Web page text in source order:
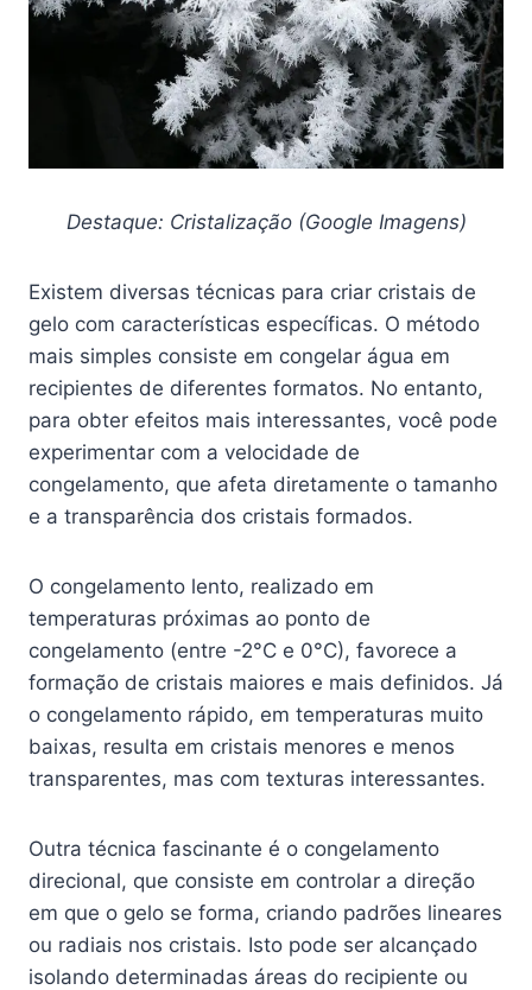
Destaque: Cristalização (Google Imagens)
Existem diversas técnicas para criar cristais de
gelo com características específicas. O método
mais simples consiste em congelar água em
recipientes de diferentes formatos. No entanto,
para obter efeitos mais interessantes, você pode
experimentar com a velocidade de
congelamento, que afeta diretamente o tamanho
e a transparência dos cristais formados.
O congelamento lento, realizado em
temperaturas próximas ao ponto de
congelamento (entre -2°C e 0°C), favorece a
formação de cristais maiores e mais definidos. Já
o congelamento rápido, em temperaturas muito
baixas, resulta em cristais menores e menos
transparentes, mas com texturas interessantes.
Outra técnica fascinante é o congelamento
direcional, que consiste em controlar a direção
em que o gelo se forma, criando padrões lineares
ou radiais nos cristais. Isto pode ser alcançado
isolando determinadas áreas do recipiente ou